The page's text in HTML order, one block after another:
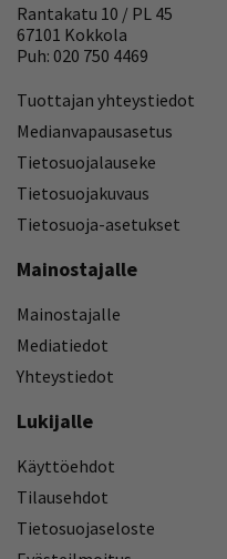
Rantakatu 10 / PL 45
67101 Kokkola
Puh: 020 750 4469
Tuottajan yhteystiedot
Medianvapausasetus
Tietosuojalauseke
Tietosuojakuvaus
Tietosuoja-asetukset
Mainostajalle
Mainostajalle
Mediatiedot
Yhteystiedot
Lukijalle
Käyttöehdot
Tilausehdot
Tietosuojaseloste